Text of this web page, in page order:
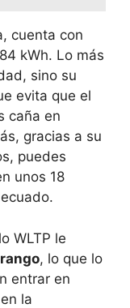
cuenta con
kWh. Lo más
sino su
evita que el
caña en
gracias a su
puedes
unos 18
WLTP le
, lo que lo
entrar en
la